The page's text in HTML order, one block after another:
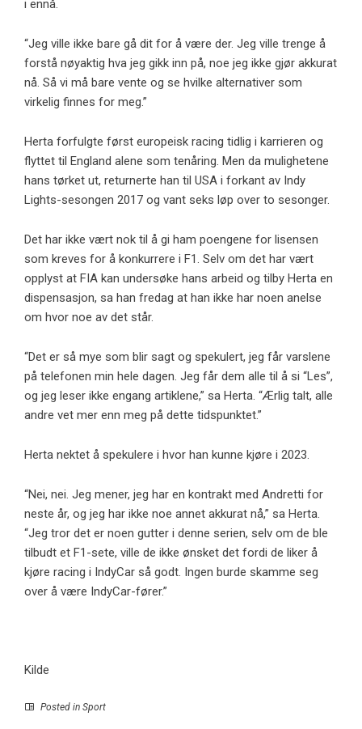
i ennå.
“Jeg ville ikke bare gå dit for å være der. Jeg ville trenge å
forstå nøyaktig hva jeg gikk inn på, noe jeg ikke gjør akkurat
nå. Så vi må bare vente og se hvilke alternativer som
virkelig finnes for meg.”
Herta forfulgte først europeisk racing tidlig i karrieren og
flyttet til England alene som tenåring. Men da mulighetene
hans tørket ut, returnerte han til USA i forkant av Indy
Lights-sesongen 2017 og vant seks løp over to sesonger.
Det har ikke vært nok til å gi ham poengene for lisensen
som kreves for å konkurrere i F1. Selv om det har vært
opplyst at FIA kan undersøke hans arbeid og tilby Herta en
dispensasjon, sa han fredag ​​at han ikke har noen anelse
om hvor noe av det står.
“Det er så mye som blir sagt og spekulert, jeg får varslene
på telefonen min hele dagen. Jeg får dem alle til å si “Les”,
og jeg leser ikke engang artiklene,” sa Herta. “Ærlig talt, alle
andre vet mer enn meg på dette tidspunktet.”
Herta nektet å spekulere i hvor han kunne kjøre i 2023.
“Nei, nei. Jeg mener, jeg har en kontrakt med Andretti for
neste år, og jeg har ikke noe annet akkurat nå,” sa Herta.
“Jeg tror det er noen gutter i denne serien, selv om de ble
tilbudt et F1-sete, ville de ikke ønsket det fordi de liker å
kjøre racing i IndyCar så godt. Ingen burde skamme seg
over å være IndyCar-fører.”
Kilde
Posted in Sport